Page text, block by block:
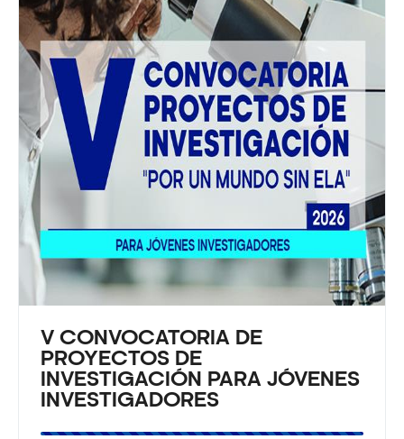
V CONVOCATORIA DE
PROYECTOS DE
INVESTIGACIÓN PARA JÓVENES
INVESTIGADORES